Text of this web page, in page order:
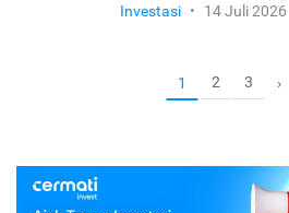
Investasi • 14 Juli 2026
1 2 3 ›